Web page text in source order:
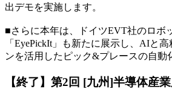
出デモを実施します。
■さらに本年は、ドイツEVT社のロボ
「EyePickIt」も新たに展示し、AIと
ンを活用したピック&プレースの自動
【終了】第2回 [九州]半導体産